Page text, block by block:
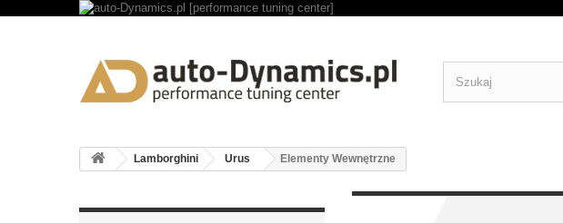
Lamborghini Urus Elementy Wewnętrzne